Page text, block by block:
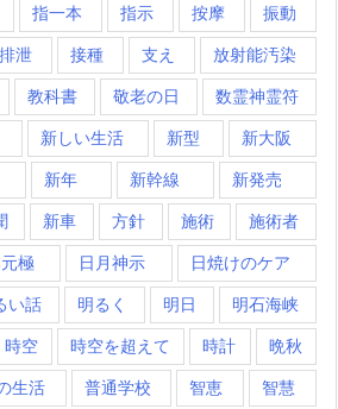
指一本 指示 按摩 振動
排泄 接種 支え 放射能汚染
教科書 敬老の日 数霊神霊符
新しい生活 新型 新大阪
新年 新幹線 新発売
新車 方針 施術 施術者
極 日月神示 日焼けのケア
い話 明るく 明日 明石海峡
時空 時空を超えて 時計 晩秋
生活 普通学校 智恵 智慧